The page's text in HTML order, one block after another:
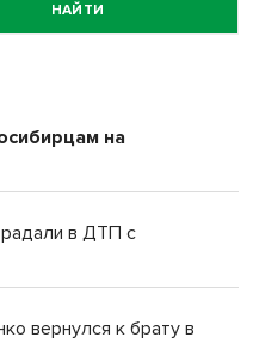
НАЙТИ
на
в ДТП с
вернулся к брату в